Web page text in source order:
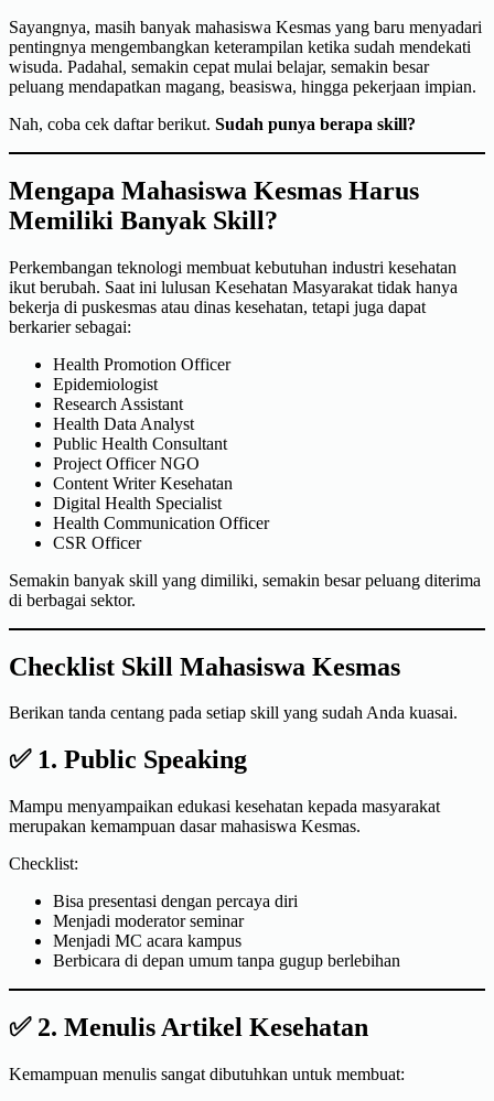
Sayangnya, masih banyak mahasiswa Kesmas yang baru menyadari
pentingnya mengembangkan keterampilan ketika sudah mendekati
wisuda. Padahal, semakin cepat mulai belajar, semakin besar
peluang mendapatkan magang, beasiswa, hingga pekerjaan impian.
Nah, coba cek daftar berikut. Sudah punya berapa skill?
Mengapa Mahasiswa Kesmas Harus
Memiliki Banyak Skill?
Perkembangan teknologi membuat kebutuhan industri kesehatan
ikut berubah. Saat ini lulusan Kesehatan Masyarakat tidak hanya
bekerja di puskesmas atau dinas kesehatan, tetapi juga dapat
berkarier sebagai:
Health Promotion Officer
Epidemiologist
Research Assistant
Health Data Analyst
Public Health Consultant
Project Officer NGO
Content Writer Kesehatan
Digital Health Specialist
Health Communication Officer
CSR Officer
Semakin banyak skill yang dimiliki, semakin besar peluang diterima
di berbagai sektor.
Checklist Skill Mahasiswa Kesmas
Berikan tanda centang pada setiap skill yang sudah Anda kuasai.
✅ 1. Public Speaking
Mampu menyampaikan edukasi kesehatan kepada masyarakat
merupakan kemampuan dasar mahasiswa Kesmas.
Checklist:
Bisa presentasi dengan percaya diri
Menjadi moderator seminar
Menjadi MC acara kampus
Berbicara di depan umum tanpa gugup berlebihan
✅ 2. Menulis Artikel Kesehatan
Kemampuan menulis sangat dibutuhkan untuk membuat: